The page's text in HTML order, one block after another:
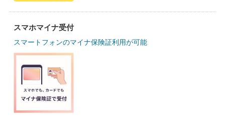
スマホマイナ受付
スマートフォンのマイナ保険証利用が可能